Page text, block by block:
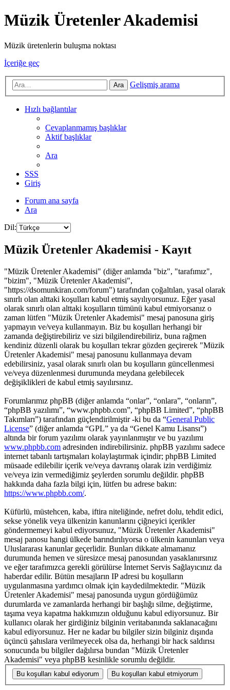
Müzik Üretenler Akademisi
Müzik üretenlerin buluşma noktası
İçeriğe geç
Ara Gelişmiş arama
Hızlı bağlantılar
Cevaplanmamış başlıklar
Aktif başlıklar
Ara
SSS
Giriş
Forum ana sayfa
Ara
Dil:
Müzik Üretenler Akademisi - Kayıt
"Müzik Üretenler Akademisi" (diğer anlamda "biz", "tarafımız",
"bizim", "Müzik Üretenler Akademisi",
"https://dsomunkiran.com/forum") tarafından çoğaltılan, yasal olarak
sınırlı olan alttaki koşulları kabul etmiş sayılıyorsunuz. Eğer yasal
olarak sınırlı olan alttaki koşulların tümünü kabul etmiyorsanız o
zaman lütfen "Müzik Üretenler Akademisi" mesaj panosuna giriş
yapmayın ve/veya kullanmayın. Biz bu koşulları herhangi bir
zamanda değiştirebiliriz ve sizi bilgilendirebiliriz, buna rağmen
kendiniz düzenli olarak bu koşulları tekrar gözden geçirerek "Müzik
Üretenler Akademisi" mesaj panosunu kullanmaya devam
edebilirsiniz, yasal olarak sınırlı olan bu koşulların güncellenmesi
ve/veya düzenlenmesi durumunda meydana gelebilecek
değişiklikleri de kabul etmiş sayılırsınız.
Forumlarımız phpBB (diğer anlamda “onlar”, “onlara”, “onların”,
“phpBB yazılımı”, “www.phpbb.com”, “phpBB Limited”, “phpBB
Takımları”) tarafından güçlendirilmiştir -ki bu da “General Public
License” (diğer anlamda “GPL” ya da “Genel Kamu Lisansı”)
altında bir forum yazılımı olarak yayınlanmıştır ve bu yazılımı
www.phpbb.com adresinden indirebilirsiniz. phpBB yazılımı sadece
internet tabanlı tartışmaları kolaylaştırmak içindir; phpBB Limited
müsaade edilebilir içerik ve/veya davranış olarak izin verdiğimiz
ve/veya izin vermediğimiz şeylerden sorumlu değildir. phpBB
hakkında daha fazla bilgi için, lütfen bu adrese bakın:
https://www.phpbb.com/.
Küfürlü, müstehcen, kaba, iftira niteliğinde, nefret dolu, tehdit edici,
sekse yönelik veya ülkenizin kanunlarını çiğneyici içerikler
göndermemeyi kabul ediyorsunuz, "Müzik Üretenler Akademisi"
mesaj panosu hangi ülkede barındırılıyorsa o ülkenin kanunları veya
Uluslararası kanunlar geçerlidir. Bunları dikkate almamanız
durumunda hemen ve süresizce mesaj panosundan yasaklanırsınız
ve eğer tarafımızca gerekli görülürse İnternet Servis Sağlayıcınız da
haberdar edilir. Bütün mesajların IP adresi bu koşulların
uygulanmasına yardımcı olmak için kaydedilmektedir. "Müzik
Üretenler Akademisi" mesaj panosunda uygun gördüğümüz
durumlarda ve zamanlarda herhangi bir başlığı silme, değiştirme,
taşıma veya kapatma hakkımızın olduğunu kabul ediyorsunuz. Bir
kullanıcı olarak her girdiğiniz bilginin veritabanında saklanacağını
kabul ediyorsunuz. Her ne kadar bu bilgiler sizin bilginiz dışında
üçüncü şahıslara verilmeyecek olsa da, herhangi bir hack saldırısı
sonucunda bu bilgiler dağılırsa bundan "Müzik Üretenler
Akademisi" veya phpBB kesinlikle sorumlu değildir.